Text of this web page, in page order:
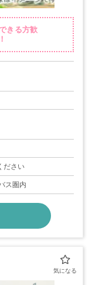
きる方歓
ださい
ス圏内